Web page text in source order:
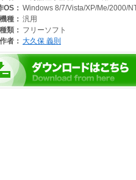
科:血管病,心臓病,痛風,かぜ,腹痛,高血
ネート,アスピリン
OS： Windows 8/7/Vista/XP/Me/2000/
機種： 汎用
種類： フリーソフト
作者： 大久保 義則